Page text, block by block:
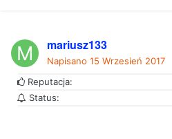
mariusz133
Napisano 15 Wrzesień 2017
Reputacja:
Status: